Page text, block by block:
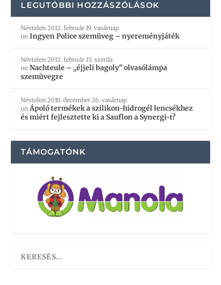
LEGUTÓBBI HOZZÁSZÓLÁSOK
Névtelen 2012. február 19. vasárnap
onIngyen Police szemüveg – nyereményjáték
Névtelen 2012. február 15. szerda
onNachteule – „éjjeli bagoly” olvasólámpa
szemüvegre
Névtelen 2010. december 26. vasárnap
onÁpoló termékek a szilikon-hidrogél lencsékhez
és miért fejlesztette ki a Sauflon a Synergi-t?
TÁMOGATÓNK